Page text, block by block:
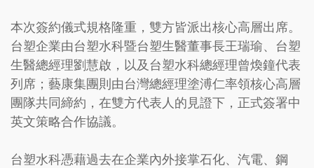
本次簽約儀式規格隆重，雙方皆派出核心高層出席。
台塑企業由台塑水科暨台塑生醫董事長王瑞瑜、台塑
生醫總經理劉慧啟，以及台塑水科總經理曾煥鐘代表
列席；藝康集團則由台灣總經理塗溥仁率領核心高層
團隊共同締約，在雙方代表人的見證下，正式簽署中
英文策略合作協議。
台塑水科憑藉過去在企業內外接掌石化、汽電、鋼